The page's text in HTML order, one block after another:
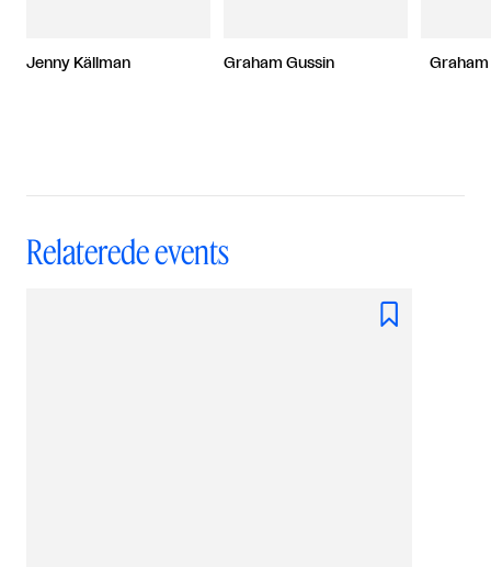
Jenny Källman Graham Gussin Graham
Relaterede events
